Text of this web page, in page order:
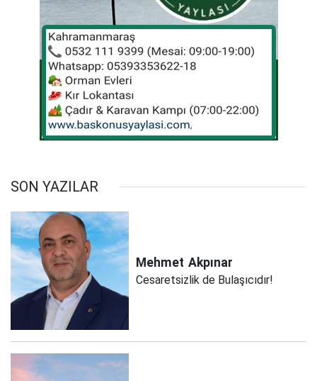
SON YAZILAR
Mehmet Akpınar
Cesaretsizlik de Bulaşıcıdır!